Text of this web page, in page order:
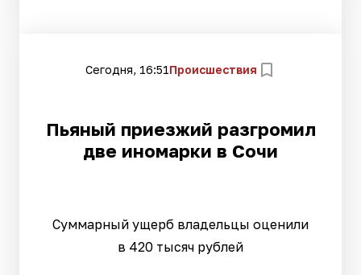
Сегодня, 16:51Происшествия
Пьяный приезжий разгромил
две иномарки в Сочи
Суммарный ущерб владельцы оценили
в 420 тысяч рублей